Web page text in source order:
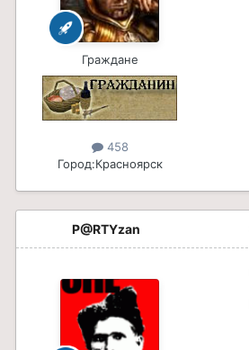
Граждане
458
Город:Красноярск
P@RTYzan